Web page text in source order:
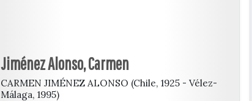
Jiménez Alonso, Carmen
CARMEN JIMÉNEZ ALONSO (Chile, 1925 - Vélez-
Málaga, 1995)